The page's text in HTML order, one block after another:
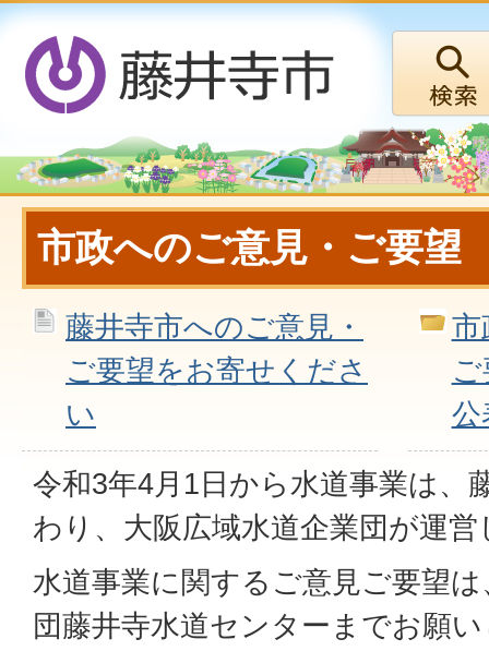
市政へのご意見・ご要望
藤井寺市へのご意見・
ご要望をお寄せくださ
い
市
公
令和3年4月1日から水道事業は、
わり、大阪広域水道企業団が運営
水道事業に関するご意見ご要望
団藤井寺水道センターまでお願